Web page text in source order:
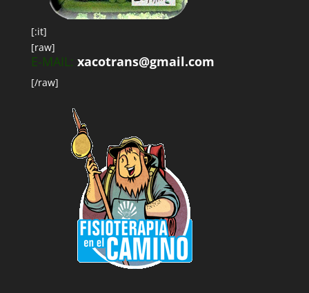
[:it]
[raw]
E-MAIL: xacotrans@gmail.com
[/raw]